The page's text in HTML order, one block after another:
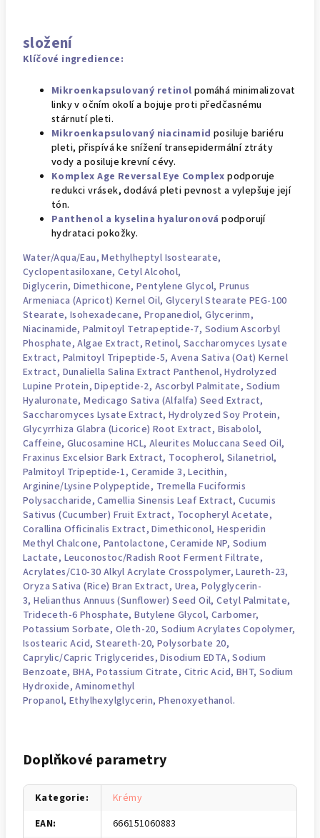
složení
Klíčové ingredience:
Mikroenkapsulovaný retinol pomáhá minimalizovat
linky v očním okolí a bojuje proti předčasnému
stárnutí pleti.
Mikroenkapsulovaný niacinamid posiluje bariéru
pleti, přispívá ke snížení transepidermální ztráty
vody a posiluje krevní cévy.
Komplex Age Reversal Eye Complex podporuje
redukci vrásek, dodává pleti pevnost a vylepšuje její
tón.
Panthenol a kyselina hyaluronová podporují
hydrataci pokožky.
Water/Aqua/Eau, Methylheptyl Isostearate,
Cyclopentasiloxane, Cetyl Alcohol,
Diglycerin, Dimethicone,Pentylene Glycol, Prunus
Armeniaca (Apricot) Kernel Oil, Glyceryl Stearate PEG-100
Stearate, Isohexadecane, Propanediol, Glycerinm,
Niacinamide, Palmitoyl Tetrapeptide-7, Sodium Ascorbyl
Phosphate, Algae Extract, Retinol, Saccharomyces Lysate
Extract, Palmitoyl Tripeptide-5, Avena Sativa (Oat) Kernel
Extract, Dunaliella Salina Extract Panthenol, Hydrolyzed
Lupine Protein, Dipeptide-2, Ascorbyl Palmitate, Sodium
Hyaluronate, Medicago Sativa (Alfalfa) Seed Extract,
Saccharomyces Lysate Extract, Hydrolyzed Soy Protein,
Glycyrrhiza Glabra (Licorice) Root Extract, Bisabolol,
Caffeine, Glucosamine HCL, Aleurites Moluccana Seed Oil,
Fraxinus Excelsior Bark Extract, Tocopherol, Silanetriol,
Palmitoyl Tripeptide-1, Ceramide 3, Lecithin,
Arginine/Lysine Polypeptide, Tremella Fuciformis
Polysaccharide,Camellia Sinensis Leaf Extract,Cucumis
Sativus (Cucumber) Fruit Extract, Tocopheryl Acetate,
Corallina Officinalis Extract, Dimethiconol, Hesperidin
Methyl Chalcone, Pantolactone, Ceramide NP, Sodium
Lactate, Leuconostoc/Radish Root Ferment Filtrate,
Acrylates/C10-30 Alkyl Acrylate Crosspolymer, Laureth-23,
Oryza Sativa (Rice) Bran Extract, Urea, Polyglycerin-
3,Helianthus Annuus (Sunflower) Seed Oil, Cetyl Palmitate,
Trideceth-6 Phosphate,Butylene Glycol, Carbomer,
Potassium Sorbate, Oleth-20, Sodium Acrylates Copolymer,
Isostearic Acid, Steareth-20, Polysorbate 20,
Caprylic/Capric Triglycerides, Disodium EDTA, Sodium
Benzoate, BHA, Potassium Citrate, Citric Acid, BHT, Sodium
Hydroxide, Aminomethyl
Propanol,Ethylhexylglycerin,Phenoxyethanol.
Doplňkové parametry
Kategorie:
Krémy
EAN: 666151060883